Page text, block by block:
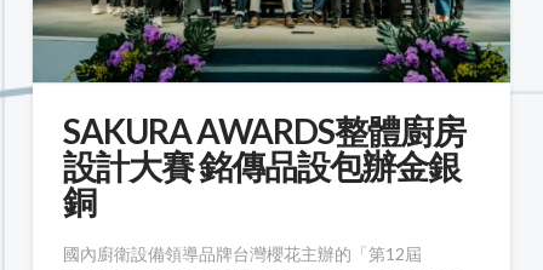
SAKURA AWARDS整體廚房
設計大賽 銘傳品設包辦金銀
銅
國內廚衛設備領導品牌台灣櫻花主辦的「第12屆